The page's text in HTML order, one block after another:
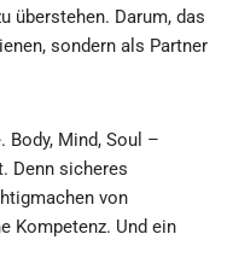
überstehen. Darum, das
sondern als Partner
Body, Mind, Soul –
Denn sicheres
von
Kompetenz. Und ein